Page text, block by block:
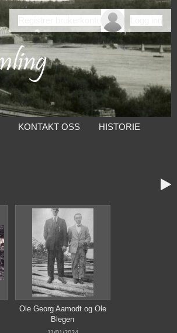
KONTAKT OSS HISTORIE

Ole Georg Aamodt og Ole
Blegen